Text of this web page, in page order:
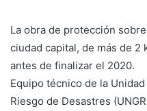
La obra de protección
ciudad capital, de más de
antes de finalizar el 2020.
Equipo técnico de la
Riesgo de Desastres